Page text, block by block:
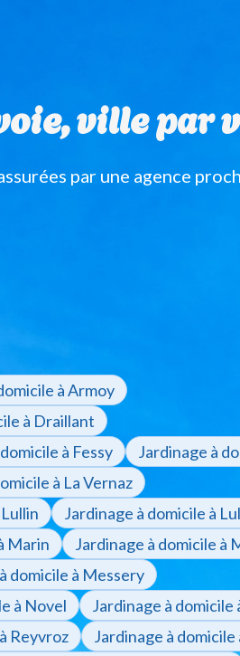
ville par
par une agence
à Armoy
à Draillant
à Fessy
Jardinage à
à La Vernaz
Jardinage à domicile à
Marin
Jardinage à domicile à
domicile à Messery
à Novel
Jardinage à domicile
Reyvroz
Jardinage à